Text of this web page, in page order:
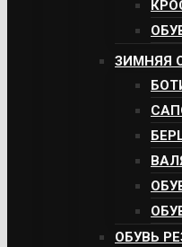
ЗИМНЯЯ
ОБУВЬ